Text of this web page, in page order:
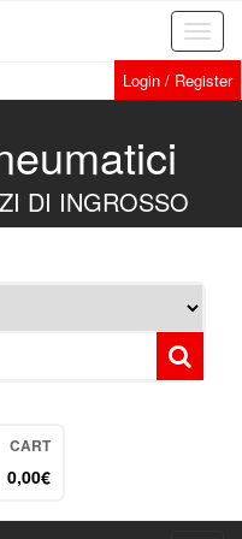
Login / Register
DI INGROSSO
CART
0,00€